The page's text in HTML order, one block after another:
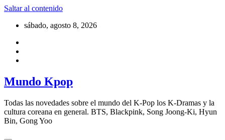
Saltar al contenido
sábado, agosto 8, 2026
Mundo Kpop
Todas las novedades sobre el mundo del K-Pop los K-Dramas y la
cultura coreana en general. BTS, Blackpink, Song Joong-Ki, Hyun
Bin, Gong Yoo